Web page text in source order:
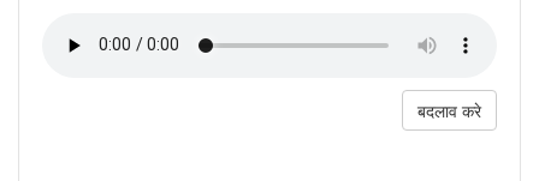
बदलाव करे